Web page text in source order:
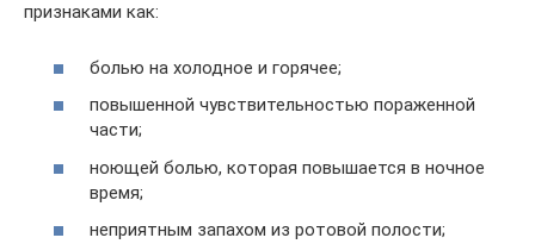
признаками как:
болью на холодное и горячее;
повышенной чувствительностью пораженной
части;
ноющей болью, которая повышается в ночное
время;
неприятным запахом из ротовой полости;